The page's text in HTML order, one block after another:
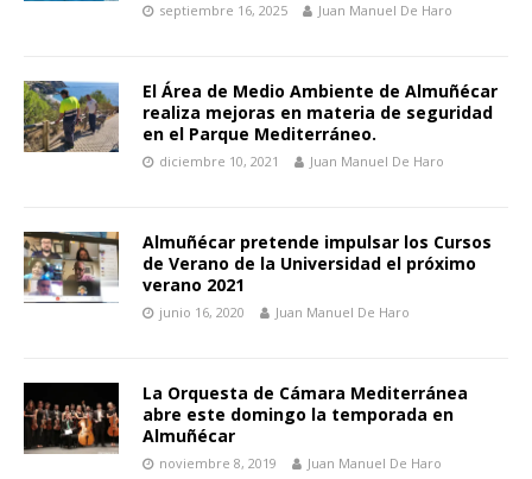
septiembre 16, 2025 Juan Manuel De Haro
El Área de Medio Ambiente de Almuñécar
realiza mejoras en materia de seguridad
en el Parque Mediterráneo.
diciembre 10, 2021 Juan Manuel De Haro
Almuñécar pretende impulsar los Cursos
de Verano de la Universidad el próximo
verano 2021
junio 16, 2020 Juan Manuel De Haro
La Orquesta de Cámara Mediterránea
abre este domingo la temporada en
Almuñécar
noviembre 8, 2019 Juan Manuel De Haro